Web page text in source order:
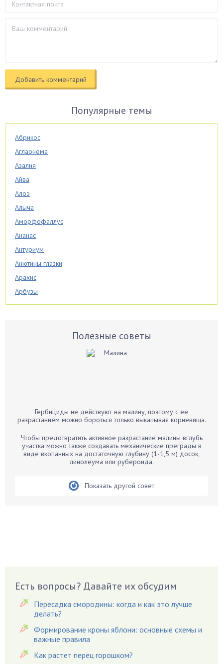
Популярные темы
Абрикос
Аглаонема
Азалия
Айва
Алоэ
Алыча
Аморфофаллус
Ананас
Антуриум
Анютины глазки
Арахис
Арбузы
Аспарагус
Бархатцы
Белые грибы
Бирючина
Вишня
Вредители
Гардения
Гацания
Гвоздики
Георгины
Полезные советы
Гербициды не действуют на малину, поэтому с ее
разрастанием можно бороться только выкапывая корневища.
Чтобы предотвратить активное разрастание малины вглубь
участка можно также создавать механические преграды в
виде вкопанных на достаточную глубину (1-1,5 м) досок,
линолеума или рубероида.
Показать другой совет
Есть вопросы? Давайте их обсудим
Пересадка смородины: когда и как это лучше
делать?
Формирование кроны яблони: основные схемы и
важные правила
Как растет перец горошком?